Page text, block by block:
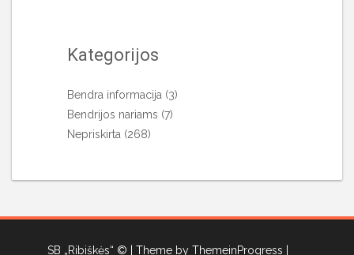
Kategorijos
Bendra informacija (3)
Bendrijos nariams (7)
Nepriskirta (268)
SB „Ribiškės“ © | Theme by ThemeinProgress